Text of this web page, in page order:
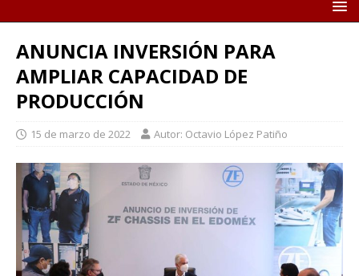
ANUNCIA INVERSIÓN PARA
AMPLIAR CAPACIDAD DE
PRODUCCIÓN
15 de marzo de 2022 Autor: Octavio López Patiño